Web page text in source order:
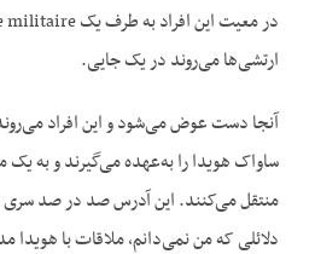
ارتشی‌ها می‌روند در یک جایی.
آنجا دست عوض می‌شود و این افراد
ساواک هویدا را به‌عهده می‌گیرند و به یک
منتقل می‌کنند. این آدرس صد در صد سری
دلائلی که من نمی‌دانم، ملاقات با